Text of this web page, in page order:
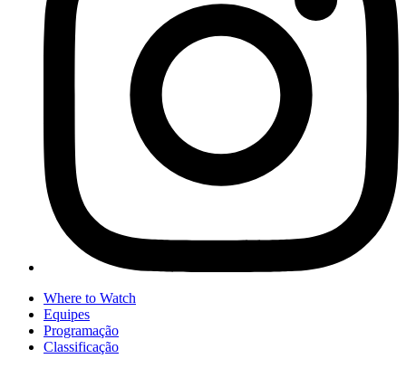
Where to Watch
Equipes
Programação
Classificação